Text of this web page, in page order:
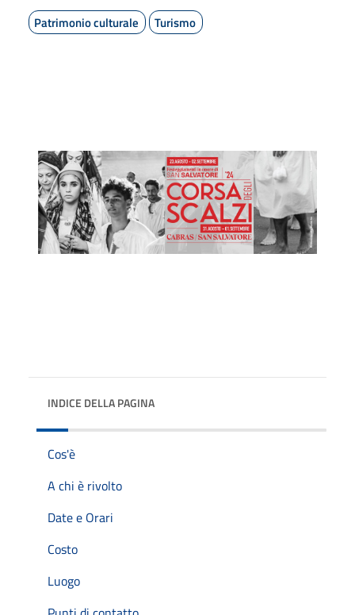
Patrimonio culturale Turismo
INDICE DELLA PAGINA
Cos'è
A chi è rivolto
Date e Orari
Costo
Luogo